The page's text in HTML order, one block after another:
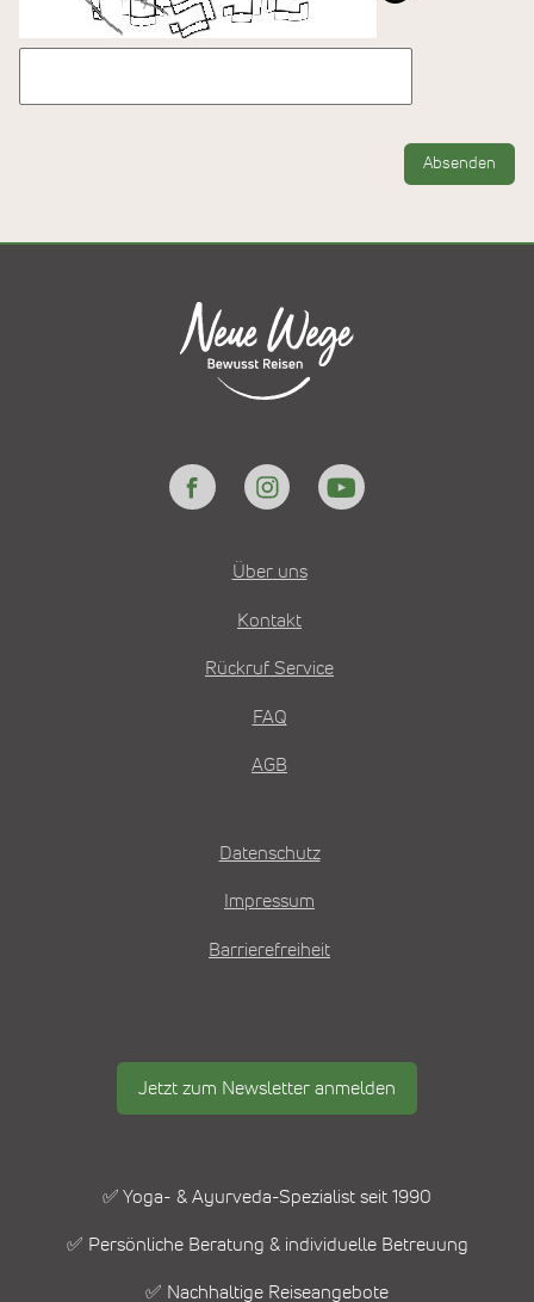
Absenden
Über uns
Kontakt
Rückruf Service
FAQ
AGB
Datenschutz
Impressum
Barrierefreiheit
Jetzt zum Newsletter anmelden
✅ Yoga- & Ayurveda-Spezialist seit 1990
✅ Persönliche Beratung & individuelle Betreuung
✅ Nachhaltige Reiseangebote